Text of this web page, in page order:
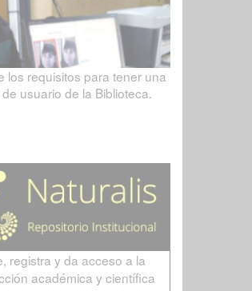
los requisitos para tener una
usuario de la Biblioteca.
registra y da acceso a la
académica y científica